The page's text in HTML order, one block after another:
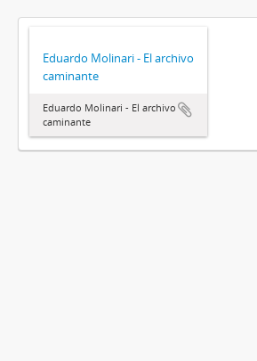
Eduardo Molinari - El archivo
caminante
Eduardo Molinari - El archivo
caminante